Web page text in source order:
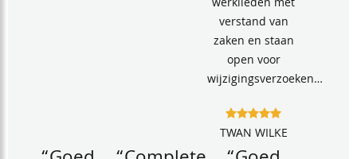
werklieden met
verstand van
zaken en staan
open voor
wijzigingsverzoeken…
TWAN WILKE